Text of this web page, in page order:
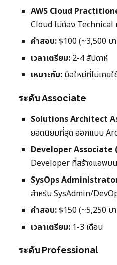
AWS Cloud
Cloud ไม่ต้อง Technical
ค่าสอบ:$100 (~3,500 บ
เวลาเตรียม: 2-4 สัปดาห์
เหมาะกับ: มือใหม่ที่ไม่เคย
ระดับ Associate
Solutions Architect
ยอดนิยมที่สุด ออกแบบ
Developer Associate
Developer ที่สร้างแอพบ
SysOps
สำหรับ SysAdmin/
ค่าสอบ:$150 (~5,250 บ
เวลาเตรียม: 1-3 เดือน
ระดับ Professional